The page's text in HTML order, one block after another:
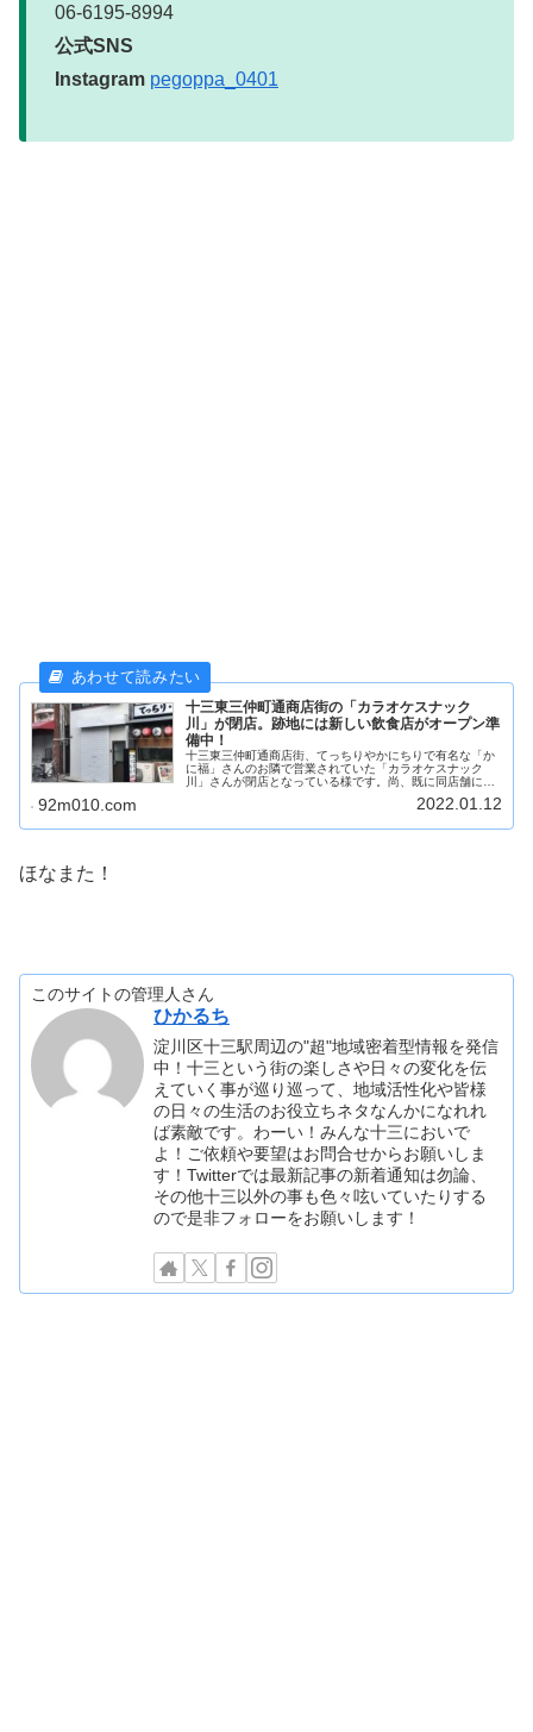
06-6195-8994
公式SNS
Instagram pegoppa_0401
十三東三仲町通商店街の「カラオケスナック
川」が閉店。跡地には新しい飲食店がオープン準
備中！
十三東三仲町通商店街、てっちりやかにちりで有名な「か
に福」さんのお隣で営業されていた「カラオケスナック
川」さんが閉店となっている様です。尚、既に同店舗には
92m010.com 2022.01.12
ほなまた！
このサイトの管理人さん
ひかるち
淀川区十三駅周辺の"超"地域密着型情報を発信
中！十三という街の楽しさや日々の変化を伝
えていく事が巡り巡って、地域活性化や皆様
の日々の生活のお役立ちネタなんかになれれ
ば素敵です。わーい！みんな十三においで
よ！ご依頼や要望はお問合せからお願いしま
す！Twitterでは最新記事の新着通知は勿論、
その他十三以外の事も色々呟いていたりする
ので是非フォローをお願いします！